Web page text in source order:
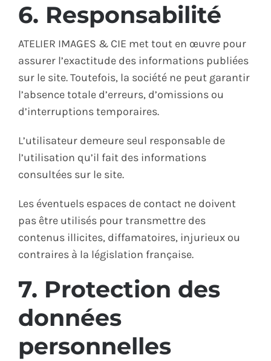
6. Responsabilité
ATELIER IMAGES & CIE met tout en œuvre pour
assurer l’exactitude des informations publiées
sur le site. Toutefois, la société ne peut garantir
l’absence totale d’erreurs, d’omissions ou
d’interruptions temporaires.
L’utilisateur demeure seul responsable de
l’utilisation qu’il fait des informations
consultées sur le site.
Les éventuels espaces de contact ne doivent
pas être utilisés pour transmettre des
contenus illicites, diffamatoires, injurieux ou
contraires à la législation française.
7. Protection des
données
personnelles